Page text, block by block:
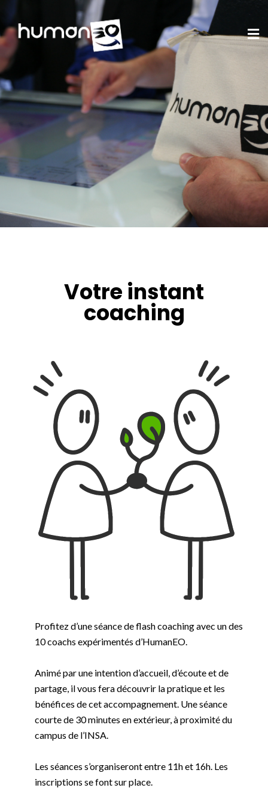
Votre instant
coaching
Profitez d’une séance de flash coaching avec un des
10 coachs expérimentés d’HumanEO.
Animé par une intention d’accueil, d’écoute et de
partage, il vous fera découvrir la pratique et les
bénéfices de cet accompagnement. Une séance
courte de 30 minutes en extérieur, à proximité du
campus de l’INSA.
Les séances s’organiseront entre 11h et 16h. Les
inscriptions se font sur place.